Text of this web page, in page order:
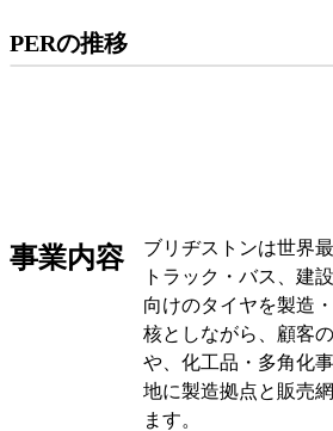
PERの推移プレミアム会員にご登録
PERの推移にアクセス
事業内容
ブリヂストンは世界
トラック・バス、建
向けのタイヤを製造
核としながら、顧客
や、化工品・多角化
地に製造拠点と販売
ます。